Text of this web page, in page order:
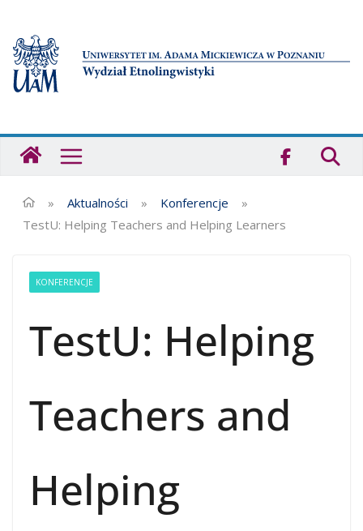
treści
Etnolingwistyki
UAM
» Aktualności » Konferencje
»
TestU: Helping Teachers and Helping Learners
KONFERENCJE
TestU: Helping
Teachers and
Helping